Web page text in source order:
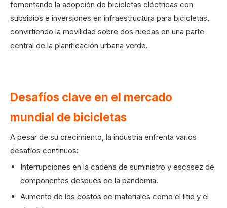
fomentando la adopción de bicicletas eléctricas con
subsidios e inversiones en infraestructura para bicicletas,
convirtiendo la movilidad sobre dos ruedas en una parte
central de la planificación urbana verde.
Desafíos clave en el mercado
mundial de bicicletas
A pesar de su crecimiento, la industria enfrenta varios
desafíos continuos:
Interrupciones en la cadena de suministro y escasez de
componentes después de la pandemia.
Aumento de los costos de materiales como el litio y el